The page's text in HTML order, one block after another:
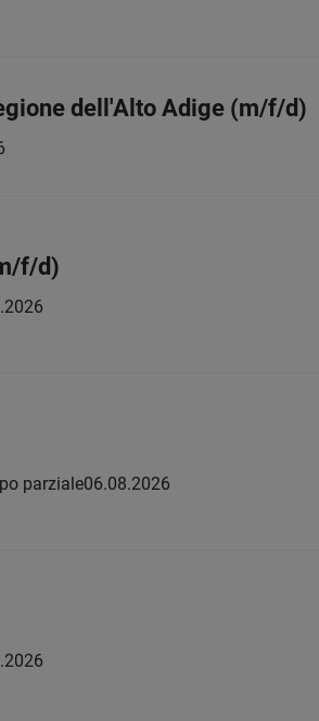
dell'Alto Adige (m/f/d)
f/d)
parziale06.08.2026